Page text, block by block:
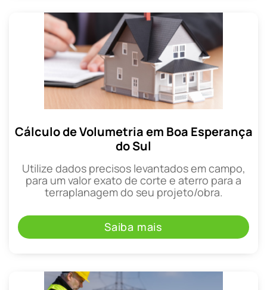
Cálculo de Volumetria em Boa Esperança
do Sul
Utilize dados precisos levantados em campo,
para um valor exato de corte e aterro para a
terraplanagem do seu projeto/obra.
Saiba mais